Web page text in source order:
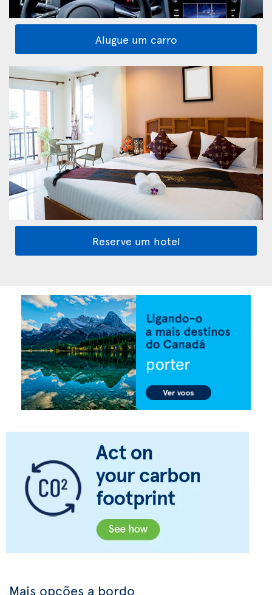
Alugue um carro
Reserve um hotel
Mais opções a bordo